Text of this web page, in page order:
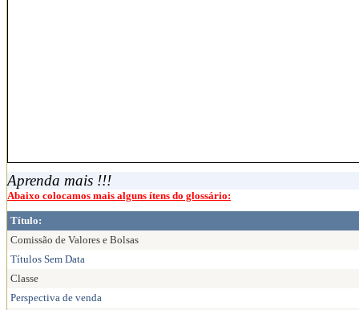
Aprenda mais !!!
Abaixo colocamos mais alguns ítens do glossário:
Título:
Comissão de Valores e Bolsas
Títulos Sem Data
Classe
Perspectiva de venda